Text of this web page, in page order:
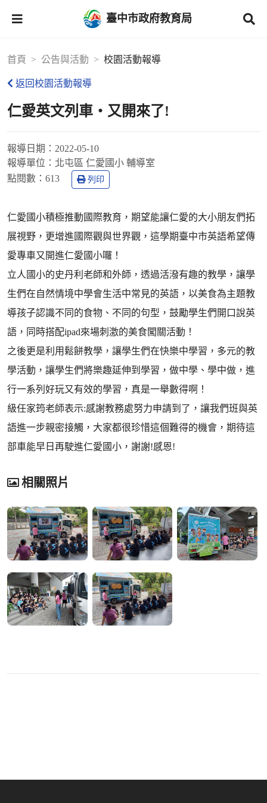
臺中市政府教育局
首頁 公告與活動 校園活動報導
返回校園活動報導
仁愛英文列車‧又開來了!
報導日期： 2022-05-10
報導單位： 北屯區 仁愛國小 輔導室
點閱數： 613 列印
仁愛國小積極推動國際教育，期望能讓仁愛的大小朋友們拓
展視野，更增進國際觀與世界觀，這學期臺中市英語希望傳
愛專車又開進仁愛國小囉！
立人國小的史丹利老師和外師，透過活潑有趣的教學，讓學
生們在自然情境中學會生活中常見的英語，以美食為主題教
導孩子認識不同的食物、不同的句型，鼓勵學生們開口說英
語，同時搭配ipad來場刺激的美食闖關活動！
之後更是利用鬆餅教學，讓學生們在快樂中學習，多元的教
學活動，讓學生們將樂趣延伸到學習，做中學、學中做，進
行一系列好玩又有效的學習，真是一舉數得啊！
級任家筠老師表示:感謝教務處努力申請到了，讓我們班與英
語進一步親密接觸，大家都很珍惜這個難得的機會，期待這
部車能早日再駛進仁愛國小，謝謝!感恩!
相關照片